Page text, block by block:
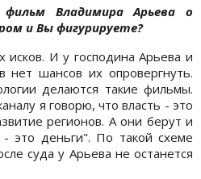
Владимира Арьева о
и Вы фигурируете?
исков. И у господина Арьева и
нет шансов их опровергнуть.
делаются такие фильмы.
я говорю, что власть - это
регионов. А они берут и
это деньги". По такой схеме
суда у Арьева не останется